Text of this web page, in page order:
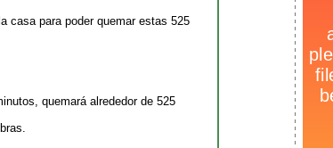
casa para poder quemar estas 525
quemará alrededor de 525